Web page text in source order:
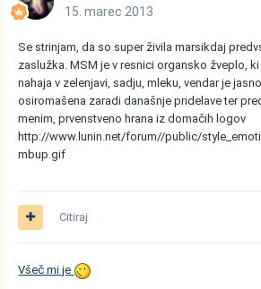
15. marec 2013
Se strinjam, da so super živila marsikdaj
zaslužka. MSM je v resnici organsko žveplo, ki
nahaja v zelenjavi, sadju, mleku, vendar je
osiromašena zaradi današnje pridelave ter
menim, prvenstveno hrana iz domačih logov
http://www.lunin.net/forum//public/
mbup.gif
Citiraj
Všeč mi je